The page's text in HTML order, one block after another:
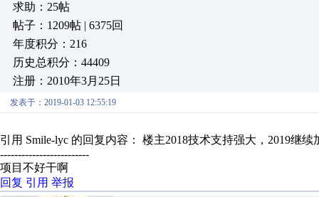
求助：25帖
帖子：1209帖 | 6375回
年度积分：216
历史总积分：44409
注册：2010年3月25日
发表于：2019-01-03 12:55:19
引用 Smile-lyc 的回复内容： 楼主2018技术支持强大，2019继续
-------------------------
项目不好干啊
回复 引用 举报